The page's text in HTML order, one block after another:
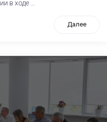
в ходе ...
Далее